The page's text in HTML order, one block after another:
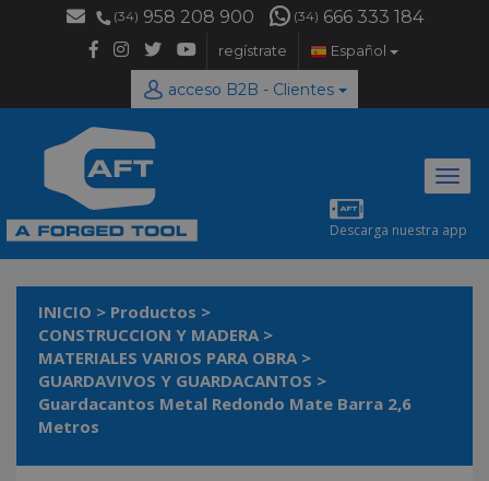
(34) 958 208 900 (34) 666 333 184
regístrate Español
acceso B2B - Clientes
Descarga nuestra app
INICIO > Productos >
CONSTRUCCION Y MADERA >
MATERIALES VARIOS PARA OBRA >
GUARDAVIVOS Y GUARDACANTOS >
Guardacantos Metal Redondo Mate Barra 2,6
Metros